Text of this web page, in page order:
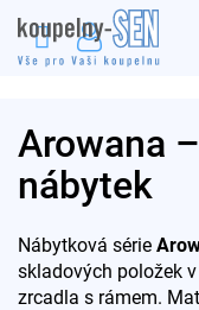
na
obsah
Arowana
nábytek
Nábytková série
skladových položek
zrcadla s rámem.